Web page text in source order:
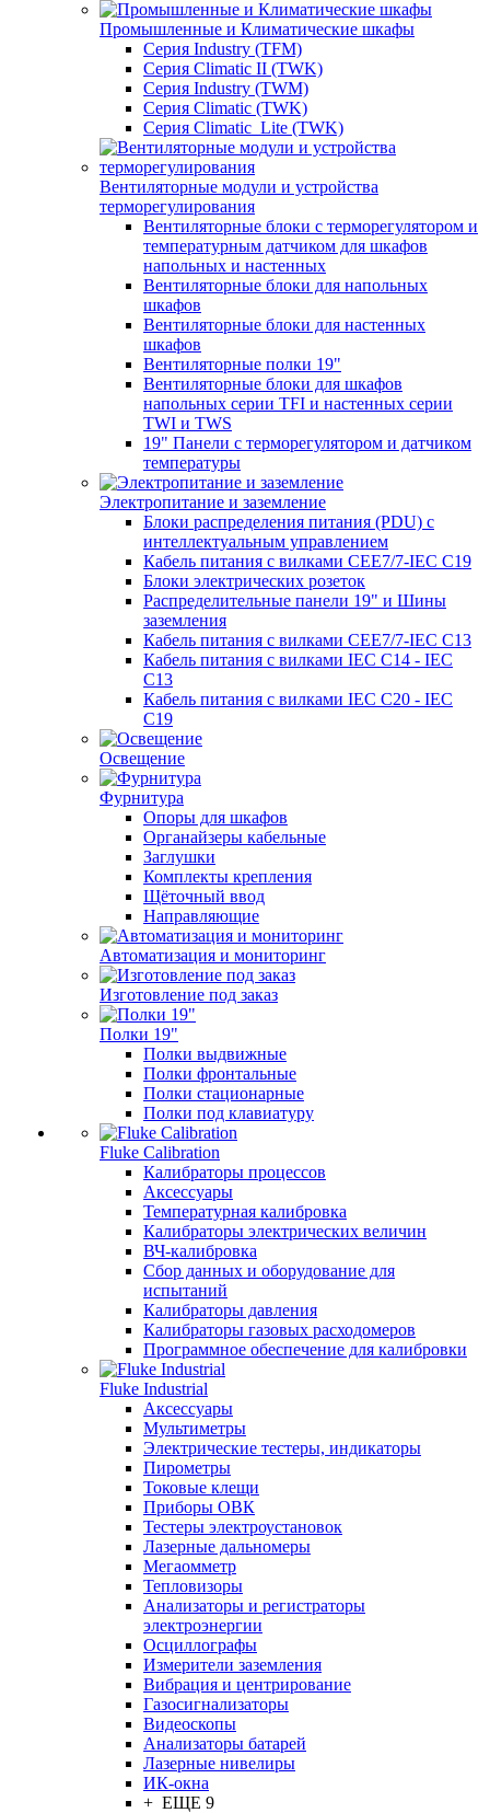
Промышленные и Климатические шкафы
Серия Industry (TFM)
Серия Climatic II (TWK)
Серия Industry (TWM)
Серия Climatic (TWK)
Серия Climatic_Lite (TWK)
Вентиляторные модули и устройства
терморегулирования
Вентиляторные блоки с терморегулятором и
температурным датчиком для шкафов
напольных и настенных
Вентиляторные блоки для напольных
шкафов
Вентиляторные блоки для настенных
шкафов
Вентиляторные полки 19"
Вентиляторные блоки для шкафов
напольных серии TFI и настенных серии
TWI и TWS
19" Панели с терморегулятором и датчиком
температуры
Электропитание и заземление
Блоки распределения питания (PDU) с
интеллектуальным управлением
Кабель питания с вилками CEE7/7-IEC C19
Блоки электрических розеток
Распределительные панели 19" и Шины
заземления
Кабель питания с вилками CEE7/7-IEC C13
Кабель питания с вилками IEC C14 - IEC
C13
Кабель питания с вилками IEC C20 - IEC
C19
Освещение
Фурнитура
Опоры для шкафов
Органайзеры кабельные
Заглушки
Комплекты крепления
Щёточный ввод
Направляющие
Автоматизация и мониторинг
Изготовление под заказ
Полки 19"
Полки выдвижные
Полки фронтальные
Полки стационарные
Полки под клавиатуру
Fluke Calibration
Калибраторы процессов
Аксессуары
Температурная калибровка
Калибраторы электрических величин
ВЧ-калибровка
Сбор данных и оборудование для
испытаний
Калибраторы давления
Калибраторы газовых расходомеров
Программное обеспечение для калибровки
Fluke Industrial
Аксессуары
Мультиметры
Электрические тестеры, индикаторы
Пирометры
Токовые клещи
Приборы ОВК
Тестеры электроустановок
Лазерные дальномеры
Мегаомметр
Тепловизоры
Анализаторы и регистраторы
электроэнергии
Осциллографы
Измерители заземления
Вибрация и центрирование
Газосигнализаторы
Видеоскопы
Анализаторы батарей
Лазерные нивелиры
ИК-окна
+ ЕЩЕ 9